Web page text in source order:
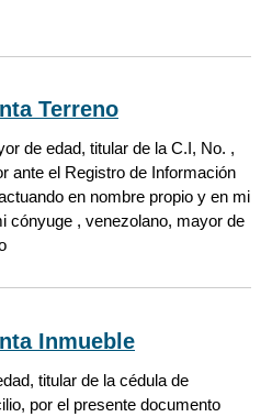
Terreno
de edad, titular de la C.I, No. ,
ante el Registro de Información
en nombre propio y en mi
cónyuge , venezolano, mayor de
Inmueble
titular de la cédula de
por el presente documento